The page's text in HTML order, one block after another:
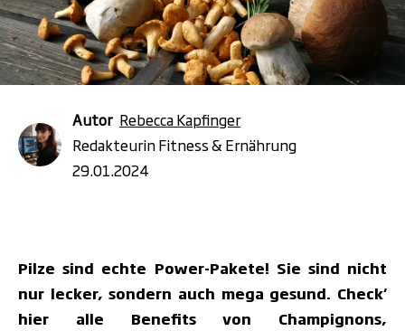
Autor Rebecca Kapfinger
Redakteurin Fitness & Ernährung
29.01.2024
Pilze sind echte Power-Pakete! Sie sind nicht
nur lecker, sondern auch mega gesund. Check‘
hier alle Benefits von Champignons,